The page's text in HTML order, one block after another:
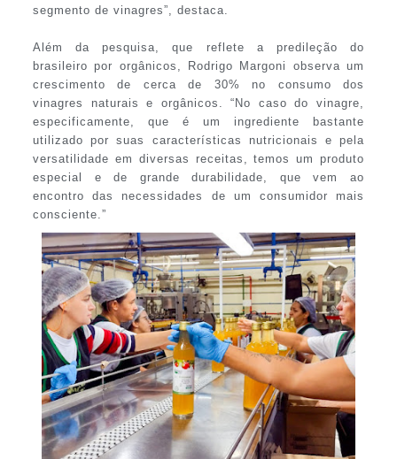
segmento de vinagres”, destaca.
Além da pesquisa, que reflete a predileção do
brasileiro por orgânicos, Rodrigo Margoni observa um
crescimento de cerca de 30% no consumo dos
vinagres naturais e orgânicos. “No caso do vinagre,
especificamente, que é um ingrediente bastante
utilizado por suas características nutricionais e pela
versatilidade em diversas receitas, temos um produto
especial e de grande durabilidade, que vem ao
encontro das necessidades de um consumidor mais
consciente.”